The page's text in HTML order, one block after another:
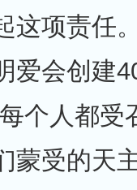
这项责任
爱会创建
个人都受
蒙受的天